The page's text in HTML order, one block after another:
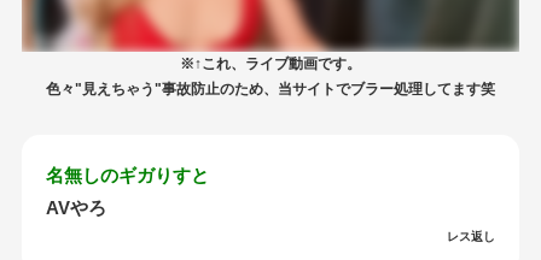
※↑これ、ライブ動画です。
色々"見えちゃう"事故防止のため、当サイトでブラー処理してます笑
名無しのギガりすと
AVやろ
レス返し